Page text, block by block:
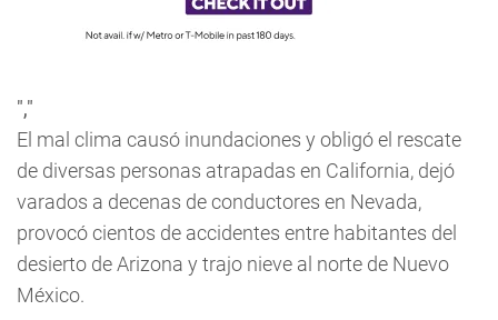
","
El mal clima causó inundaciones y obligó el rescate
de diversas personas atrapadas en California, dejó
varados a decenas de conductores en Nevada,
provocó cientos de accidentes entre habitantes del
desierto de Arizona y trajo nieve al norte de Nuevo
México.